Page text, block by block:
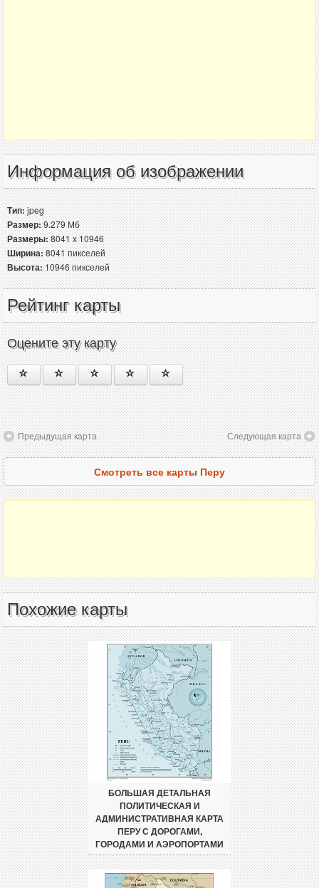
Информация об изображении
Тип:jpeg
Размер:9.279 Мб
Размеры:8041 x 10946
Ширина:8041 пикселей
Высота:10946 пикселей
Рейтинг карты
Оцените эту карту
Предыдущая карта Следующая карта
Смотреть все карты Перу
Похожие карты
БОЛЬШАЯ ДЕТАЛЬНАЯ
ПОЛИТИЧЕСКАЯ И
АДМИНИСТРАТИВНАЯ КАРТА
ПЕРУ С ДОРОГАМИ,
ГОРОДАМИ И АЭРОПОРТАМИ